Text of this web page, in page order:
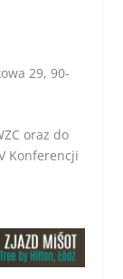
29, 90-
oraz do
Konferencji